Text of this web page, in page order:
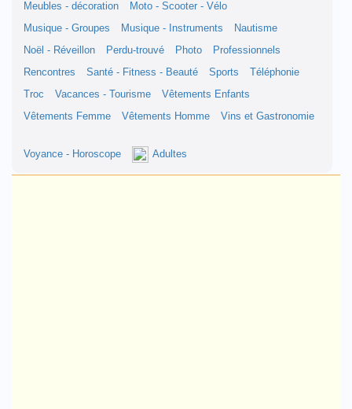
Meubles - décoration
Moto - Scooter - Vélo
Musique - Groupes
Musique - Instruments
Nautisme
Noël - Réveillon
Perdu-trouvé Photo
Professionnels
Rencontres
Santé - Fitness - Beauté Sports
Téléphonie
Troc
Vacances - Tourisme
Vêtements Enfants
Vêtements Femme
Vêtements Homme Vins et Gastronomie
Voyance - Horoscope Adultes